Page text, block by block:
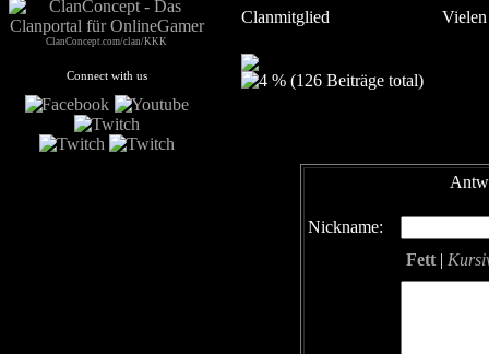
ClanConcept.com/clan/KKK
Connect with us
Clanmitglied
Nickname:
Fett |